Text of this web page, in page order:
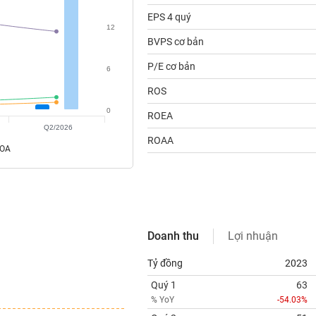
0
6
12
Q2/2026
EPS 4 quý
BVPS cơ bản
P/E cơ bản
ROS
ROEA
ROAA
Doanh thu Lợi nhuận
Tỷ đồng 2023
Quý 1
% YoY
63
-54.03%